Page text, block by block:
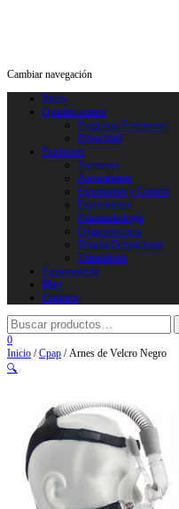
Cambiar navegación
Inicio
Quienes somos
Preguntas Frecuentes
Privacidad
Productos
Anestesia
Aerocamaras
Ejercitación y Control
Espirometria
Fonoaudiologia
Oxigenoterapia
Terapia Ocupacional
Tratamiento
Equipamiento
Blog
Contacto
0
Inicio /Cpap / Arnes de Velcro Negro
🔍